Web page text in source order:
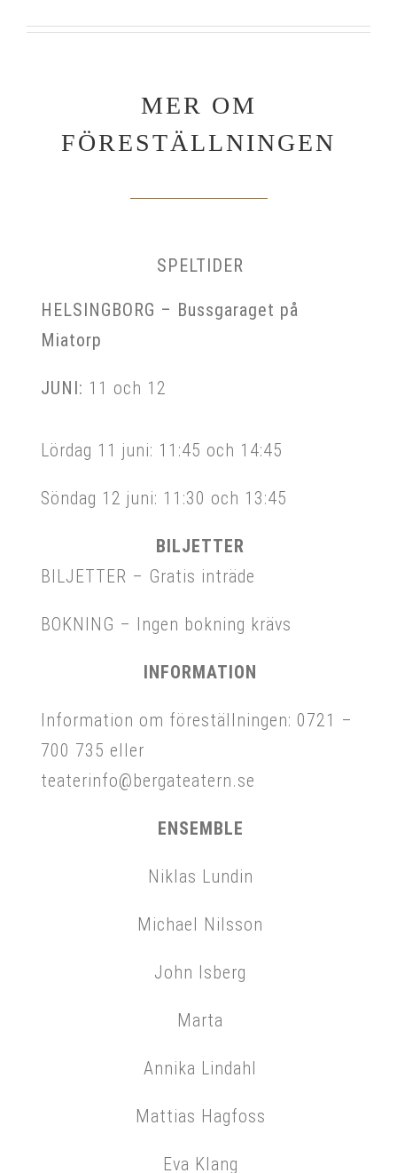
MER OM
FÖRESTÄLLNINGEN
SPELTIDER
HELSINGBORG – Bussgaraget på
Miatorp
JUNI: 11 och 12
Lördag 11 juni: 11:45 och 14:45
Söndag 12 juni: 11:30 och 13:45
BILJETTER
BILJETTER – Gratis inträde
BOKNING – Ingen bokning krävs
INFORMATION
Information om föreställningen: 0721 –
700 735 eller
teaterinfo@bergateatern.se
ENSEMBLE
Niklas Lundin
Michael Nilsson
John Isberg
Marta
Annika Lindahl
Mattias Hagfoss
Eva Klang